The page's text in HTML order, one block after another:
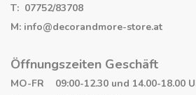
T: 07752/83708
M: info@decorandmore-store.at
Öffnungszeiten Geschäft
MO-FR 09:00-12.30 und 14.00-18.00